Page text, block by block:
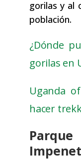
gorilas y al
población.
¿Dónde
gorilas en
Uganda
hacer